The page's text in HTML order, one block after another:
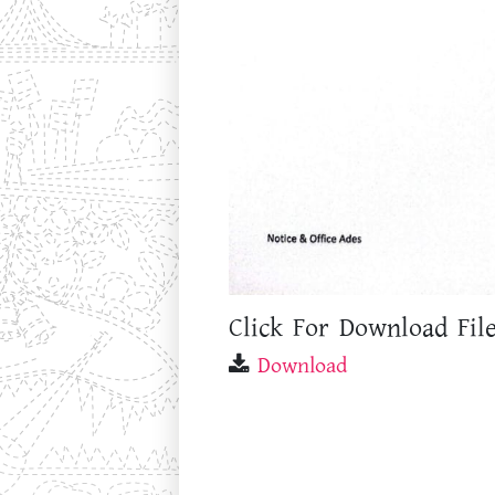
Click For Download
Download